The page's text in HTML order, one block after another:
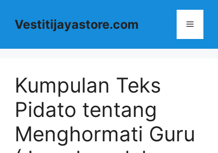
Vestitijayastore.com Menu
Kumpulan Teks
Pidato tentang
Menghormati Guru